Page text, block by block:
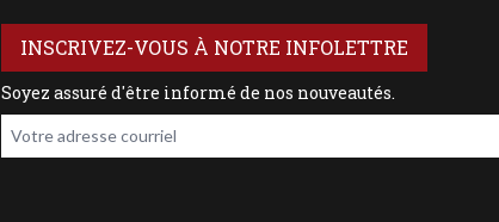
INSCRIVEZ-VOUS À NOTRE INFOLETTRE
Soyez assuré d'être informé de nos nouveautés.
Votre adresse courriel